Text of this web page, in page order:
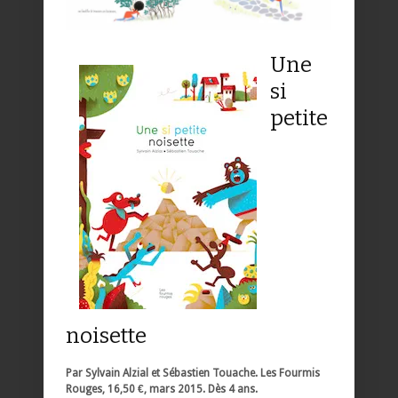
Une
si
petite
noisette
Par Sylvain Alzial et Sébastien Touache. Les Fourmis
Rouges, 16,50 €, mars 2015. Dès 4 ans.